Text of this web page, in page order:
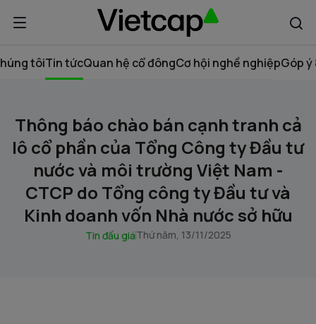
tôiTin tứcQuan hệ cổ đôngCơ hội nghề nghiệpGóp ý
Thông báo chào bán cạnh tranh cả
lô cổ phần của Tổng Công ty Đầu tư
nước và môi trường Việt Nam -
CTCP do Tổng công ty Đầu tư và
Kinh doanh vốn Nhà nước sở hữu
Tin đấu giáThứ năm, 13/11/2025